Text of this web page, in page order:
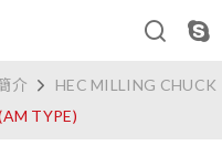
介
HEC MILLING CHUCK
TYPE)